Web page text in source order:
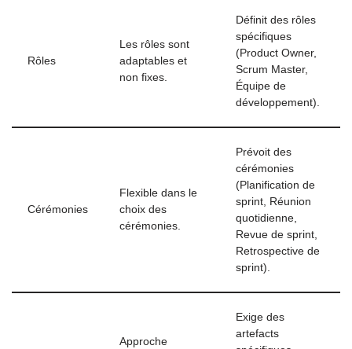
Rôles
Les rôles sont
adaptables et
non fixes.
Définit des rôles
spécifiques
(Product Owner,
Scrum Master,
Équipe de
développement).
Cérémonies
Flexible dans le
choix des
cérémonies.
Prévoit des
cérémonies
(Planification de
sprint, Réunion
quotidienne,
Revue de sprint,
Retrospective de
sprint).
Approche
Exige des
artefacts